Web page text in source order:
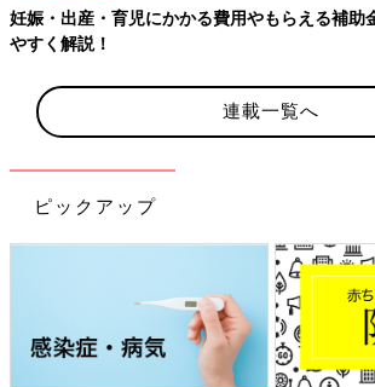
かかる費用やもらえる補助金・助成金をわかり
連載一覧へ
ピックアップ